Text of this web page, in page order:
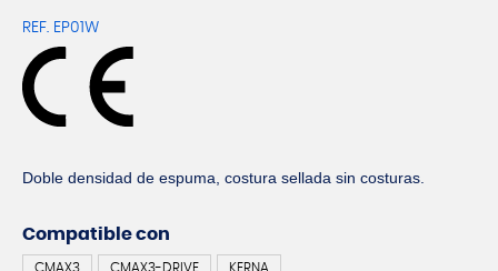
REF. EP01W
Doble densidad de espuma, costura sellada sin costuras.
Compatible con
CMAX3 CMAX3-DRIVE KERNA